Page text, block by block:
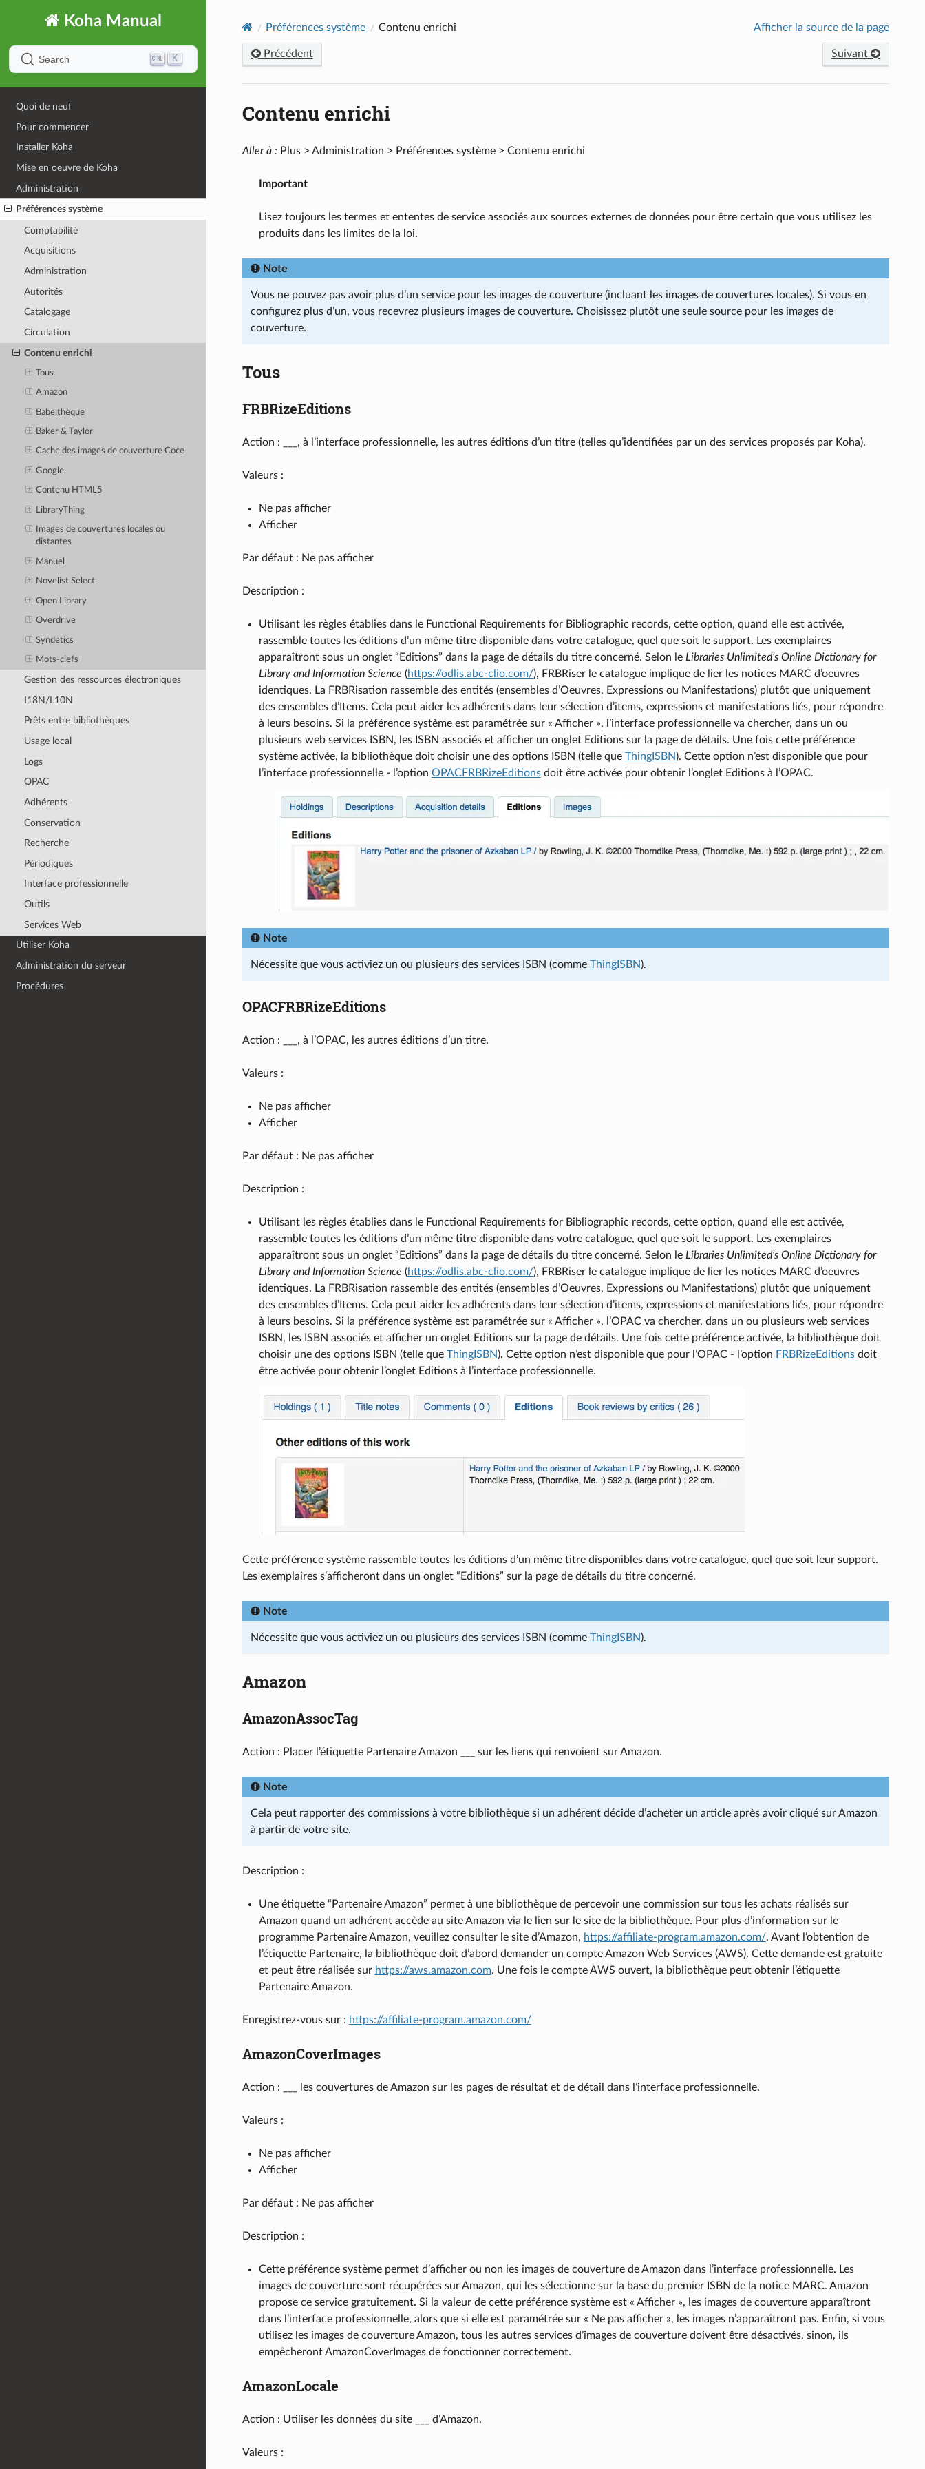
Koha Manual
Search K
Quoi de neuf
Pour commencer
Installer Koha
Mise en oeuvre de Koha
Administration
Préférences système
Comptabilité
Acquisitions
Administration
Autorités
Catalogage
Circulation
Contenu enrichi
Tous
Amazon
Babelthèque
Baker & Taylor
Cache des images de couverture Coce
Google
Contenu HTML5
LibraryThing
Images de couvertures locales ou
distantes
Manuel
Novelist Select
Open Library
Overdrive
Syndetics
Mots-clefs
Gestion des ressources électroniques
I18N/L10N
Prêts entre bibliothèques
Usage local
Logs
OPAC
Adhérents
Conservation
Recherche
Périodiques
Interface professionnelle
Outils
Services Web
Utiliser Koha
Administration du serveur
Procédures
Préférences système Contenu enrichi Afficher la source de la page
Précédent Suivant
Contenu enrichi
Aller à :Plus > Administration > Préférences système > Contenu enrichi
Important
Lisez toujours les termes et ententes de service associés aux sources externes de données pour être certain que vous utilisez les
produits dans les limites de la loi.
Note
Vous ne pouvez pas avoir plus d’un service pour les images de couverture (incluant les images de couvertures locales). Si vous en
configurez plus d’un, vous recevrez plusieurs images de couverture. Choisissez plutôt une seule source pour les images de
couverture.
Tous
FRBRizeEditions
Action : ___, à l’interface professionnelle, les autres éditions d’un titre (telles qu’identifiées par un des services proposés par Koha).
Valeurs :
Ne pas afficher
Afficher
Par défaut : Ne pas afficher
Description :
Utilisant les règles établies dans le Functional Requirements for Bibliographic records, cette option, quand elle est activée,
rassemble toutes les éditions d’un même titre disponible dans votre catalogue, quel que soit le support. Les exemplaires
apparaîtront sous un onglet “Editions” dans la page de détails du titre concerné. Selon le Libraries Unlimited’s Online Dictionary for
Library and Information Science (https://odlis.abc-clio.com/), FRBRiser le catalogue implique de lier les notices MARC d’oeuvres
identiques. La FRBRisation rassemble des entités (ensembles d’Oeuvres, Expressions ou Manifestations) plutôt que uniquement
des ensembles d’Items. Cela peut aider les adhérents dans leur sélection d’items, expressions et manifestations liés, pour répondre
à leurs besoins. Si la préférence système est paramétrée sur « Afficher », l’interface professionnelle va chercher, dans un ou
plusieurs web services ISBN, les ISBN associés et afficher un onglet Editions sur la page de détails. Une fois cette préférence
système activée, la bibliothèque doit choisir une des options ISBN (telle que ThingISBN). Cette option n’est disponible que pour
l’interface professionnelle - l’option OPACFRBRizeEditionsdoit être activée pour obtenir l’onglet Editions à l’OPAC.
Note
Nécessite que vous activiez un ou plusieurs des services ISBN (comme ThingISBN).
OPACFRBRizeEditions
Action : ___, à l’OPAC, les autres éditions d’un titre.
Valeurs :
Ne pas afficher
Afficher
Par défaut : Ne pas afficher
Description :
Utilisant les règles établies dans le Functional Requirements for Bibliographic records, cette option, quand elle est activée,
rassemble toutes les éditions d’un même titre disponible dans votre catalogue, quel que soit le support. Les exemplaires
apparaîtront sous un onglet “Editions” dans la page de détails du titre concerné. Selon le Libraries Unlimited’s Online Dictionary for
Library and Information Science (https://odlis.abc-clio.com/), FRBRiser le catalogue implique de lier les notices MARC d’oeuvres
identiques. La FRBRisation rassemble des entités (ensembles d’Oeuvres, Expressions ou Manifestations) plutôt que uniquement
des ensembles d’Items. Cela peut aider les adhérents dans leur sélection d’items, expressions et manifestations liés, pour répondre
à leurs besoins. Si la préférence système est paramétrée sur « Afficher », l’OPAC va chercher, dans un ou plusieurs web services
ISBN, les ISBN associés et afficher un onglet Editions sur la page de détails. Une fois cette préférence activée, la bibliothèque doit
choisir une des options ISBN (telle que ThingISBN). Cette option n’est disponible que pour l’OPAC - l’option FRBRizeEditionsdoit
être activée pour obtenir l’onglet Editions à l’interface professionnelle.
Cette préférence système rassemble toutes les éditions d’un même titre disponibles dans votre catalogue, quel que soit leur support.
Les exemplaires s’afficheront dans un onglet “Editions” sur la page de détails du titre concerné.
Note
Nécessite que vous activiez un ou plusieurs des services ISBN (comme ThingISBN).
Amazon
AmazonAssocTag
Action : Placer l’étiquette Partenaire Amazon ___ sur les liens qui renvoient sur Amazon.
Note
Cela peut rapporter des commissions à votre bibliothèque si un adhérent décide d’acheter un article après avoir cliqué sur Amazon
à partir de votre site.
Description :
Une étiquette “Partenaire Amazon” permet à une bibliothèque de percevoir une commission sur tous les achats réalisés sur
Amazon quand un adhérent accède au site Amazon via le lien sur le site de la bibliothèque. Pour plus d’information sur le
programme Partenaire Amazon, veuillez consulter le site d’Amazon, https://affiliate-program.amazon.com/. Avant l’obtention de
l’étiquette Partenaire, la bibliothèque doit d’abord demander un compte Amazon Web Services (AWS). Cette demande est gratuite
et peut être réalisée sur https://aws.amazon.com. Une fois le compte AWS ouvert, la bibliothèque peut obtenir l’étiquette
Partenaire Amazon.
Enregistrez-vous sur : https://affiliate-program.amazon.com/
AmazonCoverImages
Action : ___ les couvertures de Amazon sur les pages de résultat et de détail dans l’interface professionnelle.
Valeurs :
Ne pas afficher
Afficher
Par défaut : Ne pas afficher
Description :
Cette préférence système permet d’afficher ou non les images de couverture de Amazon dans l’interface professionnelle. Les
images de couverture sont récupérées sur Amazon, qui les sélectionne sur la base du premier ISBN de la notice MARC. Amazon
propose ce service gratuitement. Si la valeur de cette préférence système est « Afficher », les images de couverture apparaîtront
dans l’interface professionnelle, alors que si elle est paramétrée sur « Ne pas afficher », les images n’apparaîtront pas. Enfin, si vous
utilisez les images de couverture Amazon, tous les autres services d’images de couverture doivent être désactivés, sinon, ils
empêcheront AmazonCoverImages de fonctionner correctement.
AmazonLocale
Action : Utiliser les données du site ___ d’Amazon.
Valeurs :